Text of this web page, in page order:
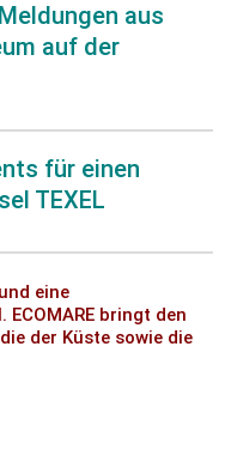
aus
auf der
für einen
TEXEL
eine
bringt den
der Küste sowie die